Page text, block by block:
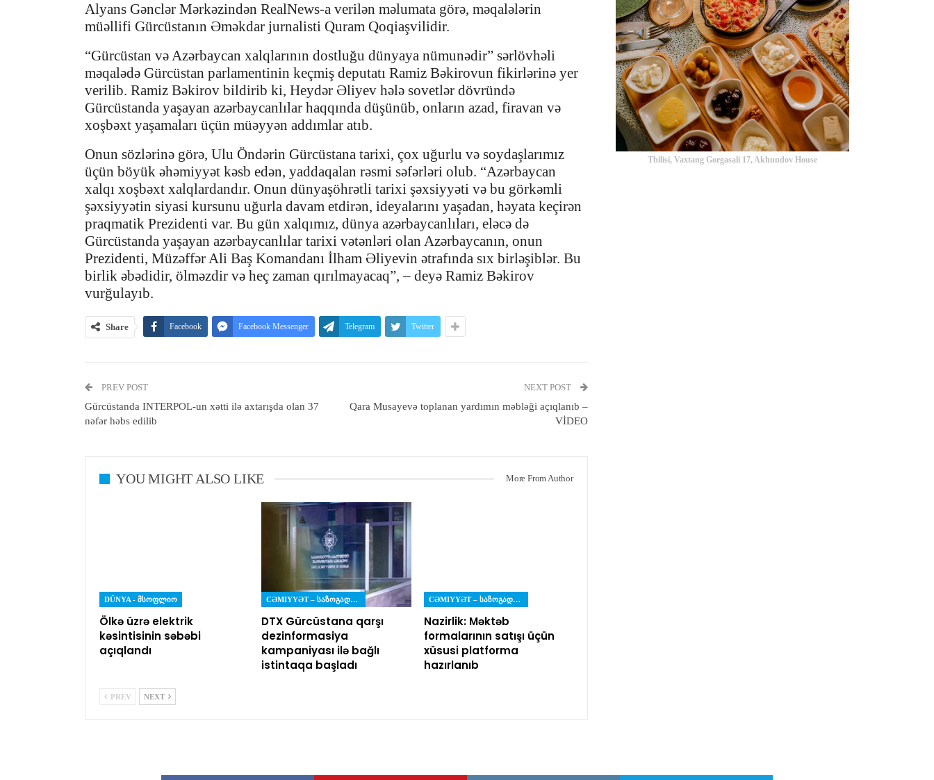
Alyans Gənclər Mərkəzindən RealNews-a verilən məlumata görə, məqalələrin
müəllifi Gürcüstanın Əməkdar jurnalisti Quram Qoqiaşvilidir.
“Gürcüstan və Azərbaycan xalqlarının dostluğu dünyaya nümunədir” sərlövhəli
məqalədə Gürcüstan parlamentinin keçmiş deputatı Ramiz Bəkirovun fikirlərinə yer
verilib. Ramiz Bəkirov bildirib ki, Heydər Əliyev hələ sovetlər dövründə
Gürcüstanda yaşayan azərbaycanlılar haqqında düşünüb, onların azad, firavan və
xoşbəxt yaşamaları üçün müəyyən addımlar atıb.
Onun sözlərinə görə, Ulu Öndərin Gürcüstana tarixi, çox uğurlu və soydaşlarımız
üçün böyük əhəmiyyət kəsb edən, yaddaqalan rəsmi səfərləri olub. “Azərbaycan
xalqı xoşbəxt xalqlardandır. Onun dünyaşöhrətli tarixi şəxsiyyəti və bu görkəmli
şəxsiyyətin siyasi kursunu uğurla davam etdirən, ideyalarını yaşadan, həyata keçirən
praqmatik Prezidenti var. Bu gün xalqımız, dünya azərbaycanlıları, eləcə də
Gürcüstanda yaşayan azərbaycanlılar tarixi vətənləri olan Azərbaycanın, onun
Prezidenti, Müzəffər Ali Baş Komandanı İlham Əliyevin ətrafında sıx birləşiblər. Bu
birlik əbədidir, ölməzdir və heç zaman qırılmayacaq”, – deyə Ramiz Bəkirov
vurğulayıb.
Share Facebook Facebook Messenger Telegram Twitter
PREV POST
Gürcüstanda INTERPOL-un xətti ilə axtarışda olan 37
nəfər həbs edilib
NEXT POST
Qara Musayevə toplanan yardımın məbləği açıqlanıb –
VİDEO
YOU MIGHT ALSO LIKE More From Author
DÜNYA - ᲛᲡᲝᲤᲚᲘᲝ
Ölkə üzrə elektrik
kəsintisinin səbəbi
açıqlandı
CƏMIYYƏT – ᲡᲐᲖᲝᲒᲐᲓᲝᲔᲑᲐ
DTX Gürcüstana qarşı
dezinformasiya
kampaniyası ilə bağlı
istintaqa başladı
CƏMIYYƏT – ᲡᲐᲖᲝᲒᲐᲓᲝᲔᲑᲐ
Nazirlik: Məktəb
formalarının satışı üçün
xüsusi platforma
hazırlanıb
PREV NEXT
Tbilisi, Vaxtang Gorgasali 17, Akhundov House